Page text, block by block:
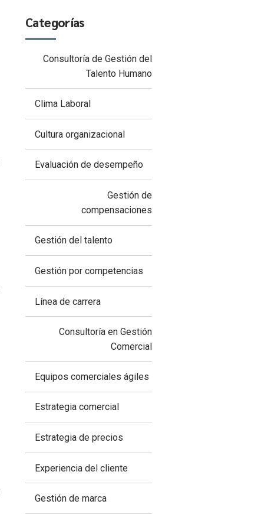
Categorías
Consultoría de Gestión del
Talento Humano
Clima Laboral
Cultura organizacional
Evaluación de desempeño
Gestión de
compensaciones
Gestión del talento
Gestión por competencias
Línea de carrera
Consultoría en Gestión
Comercial
Equipos comerciales ágiles
Estrategia comercial
Estrategia de precios
Experiencia del cliente
Gestión de marca